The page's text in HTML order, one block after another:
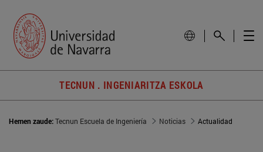
TECNUN . INGENIARITZA ESKOLA
Hemen zaude:Tecnun Escuela de Ingeniería Noticias Actualidad